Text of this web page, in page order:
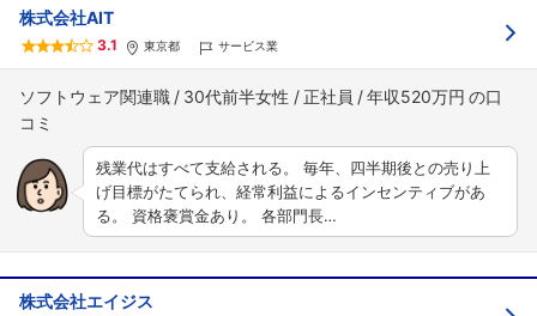
株式会社AIT
3.1 東京都 サービス業
ソフトウェア関連職 30代前半女性 正社員 年収520万円
残業代はすべて支給される。 毎年、四半期後との売り上
げ目標がたてられ、経常利益によるインセンティブがあ
る。 資格褒賞金あり。 各部門長…
株式会社エイジス